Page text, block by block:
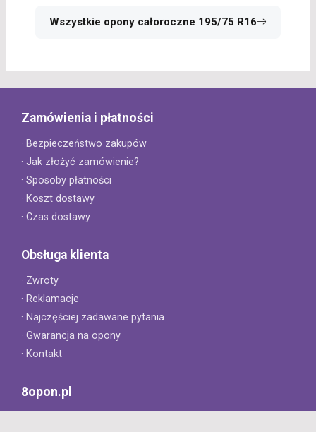
Wszystkie opony całoroczne 195/75 R16
Zamówienia i płatności
· Bezpieczeństwo zakupów
· Jak złożyć zamówienie?
· Sposoby płatności
· Koszt dostawy
· Czas dostawy
Obsługa klienta
· Zwroty
· Reklamacje
· Najczęściej zadawane pytania
· Gwarancja na opony
· Kontakt
8opon.pl